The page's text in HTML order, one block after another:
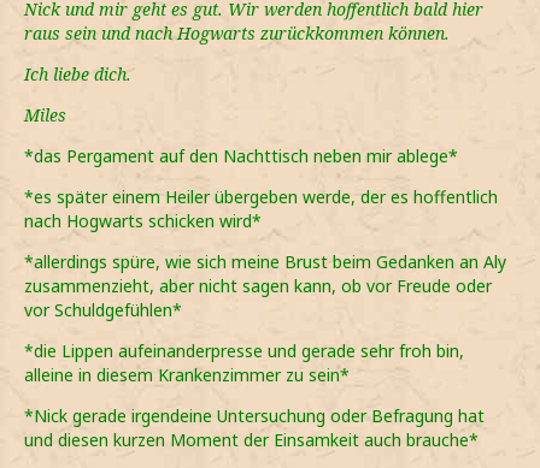
Nick und mir geht es gut. Wir werden hoffentlich bald hier
raus sein und nach Hogwarts zurückkommen können.
Ich liebe dich.
Miles
*das Pergament auf den Nachttisch neben mir ablege*
*es später einem Heiler übergeben werde, der es hoffentlich
nach Hogwarts schicken wird*
*allerdings spüre, wie sich meine Brust beim Gedanken an Aly
zusammenzieht, aber nicht sagen kann, ob vor Freude oder
vor Schuldgefühlen*
*die Lippen aufeinanderpresse und gerade sehr froh bin,
alleine in diesem Krankenzimmer zu sein*
*Nick gerade irgendeine Untersuchung oder Befragung hat
und diesen kurzen Moment der Einsamkeit auch brauche*